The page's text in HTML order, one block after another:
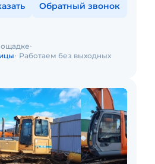
Обратный звонок
Работаем без выходных